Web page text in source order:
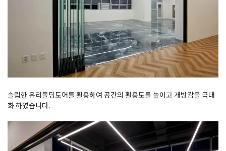
슬림한 유리폴딩도어를 활용하여 공간의 활용도를 높이고 개방감을 극대
화 하였습니다.